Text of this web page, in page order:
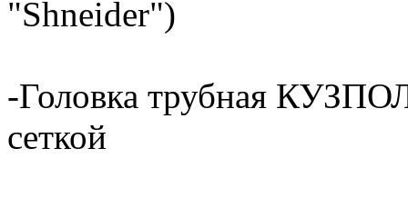
"Shneider")
-Головка трубная
сеткой